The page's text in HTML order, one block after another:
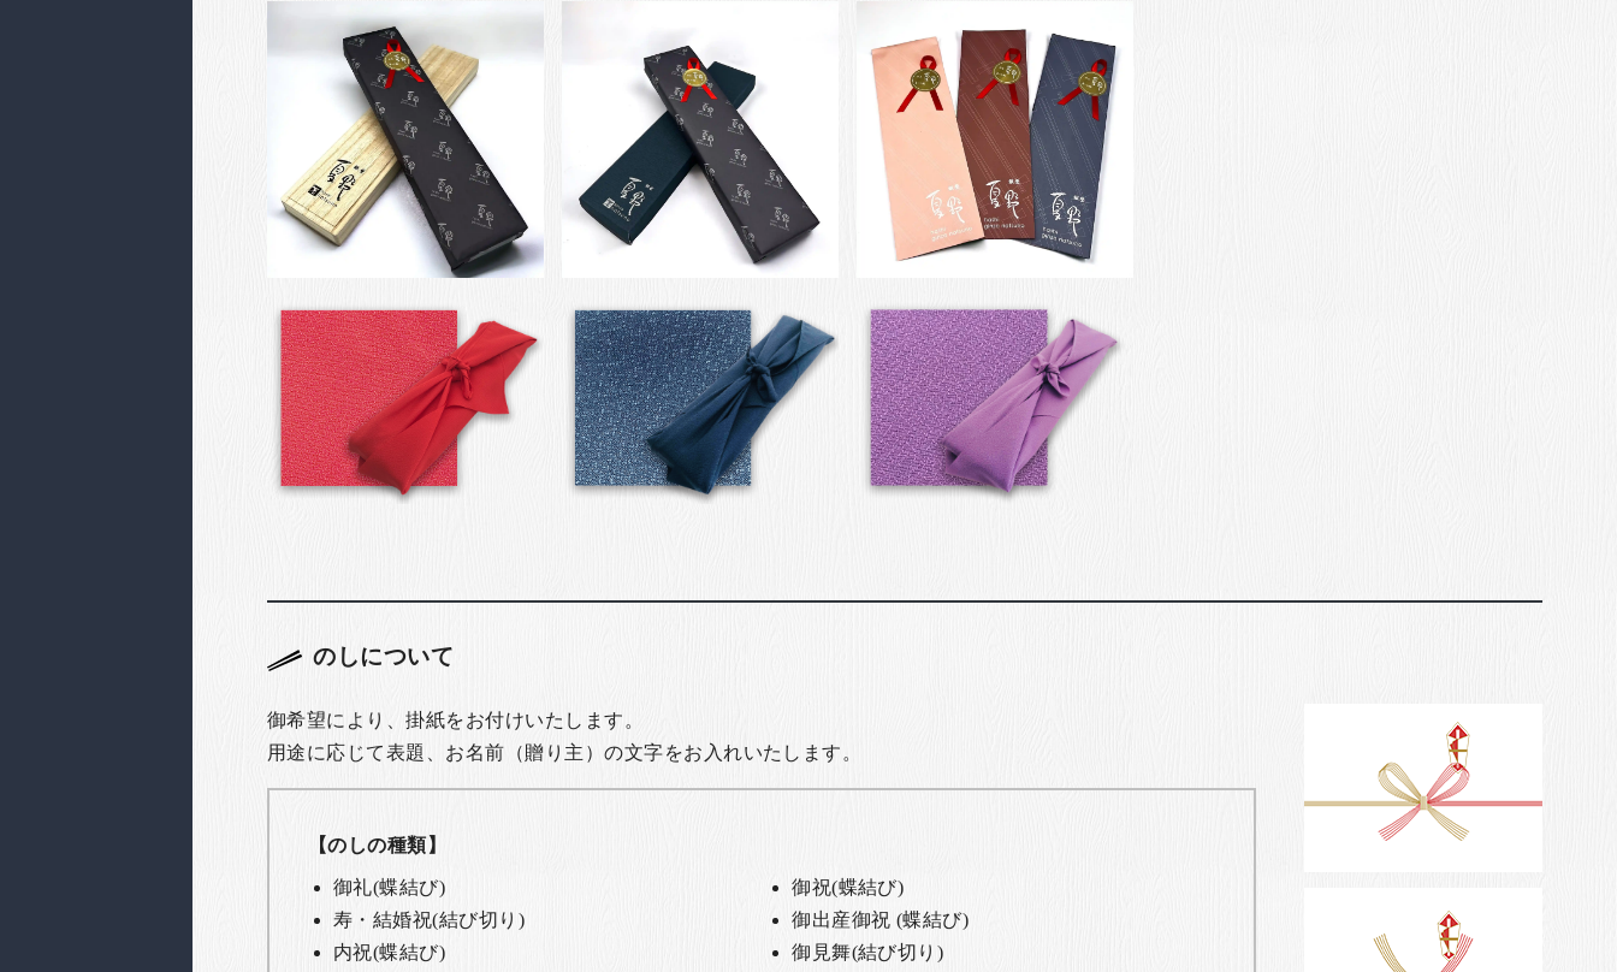
のしについて
御希望により、掛紙をお付けいたします。
用途に応じて表題、お名前（贈り主）の文字をお入れいたします。
【のしの種類】
御礼(蝶結び)
御祝(蝶結び)
寿・結婚祝(結び切り)
御出産御祝 (蝶結び)
内祝(蝶結び)
御見舞(結び切り)